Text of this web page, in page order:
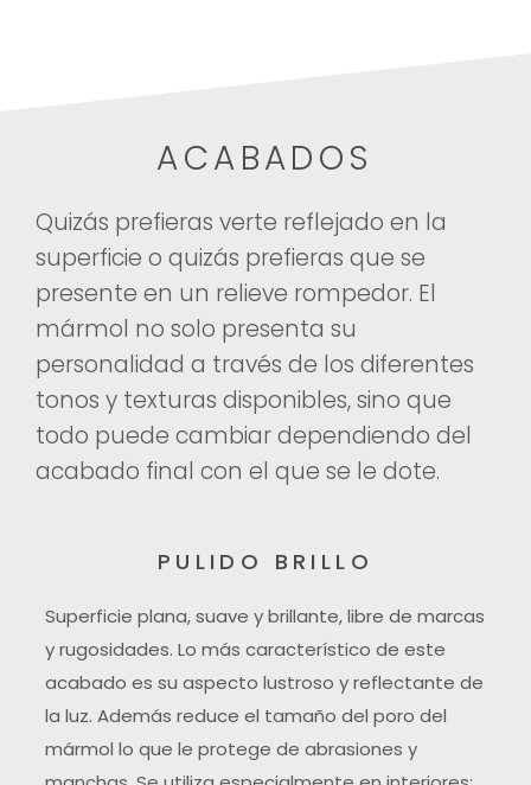
ACABADOS
Quizás prefieras verte reflejado en la
superficie o quizás prefieras que se
presente en un relieve rompedor. El
mármol no solo presenta su
personalidad a través de los diferentes
tonos y texturas disponibles, sino que
todo puede cambiar dependiendo del
acabado final con el que se le dote.
PULIDO BRILLO
Superficie plana, suave y brillante, libre de marcas
y rugosidades. Lo más característico de este
acabado es su aspecto lustroso y reflectante de
la luz. Además reduce el tamaño del poro del
mármol lo que le protege de abrasiones y